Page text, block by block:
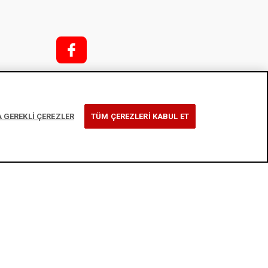
f;
l
ÇEREZLER TÜM ÇEREZLERİ KABUL ET